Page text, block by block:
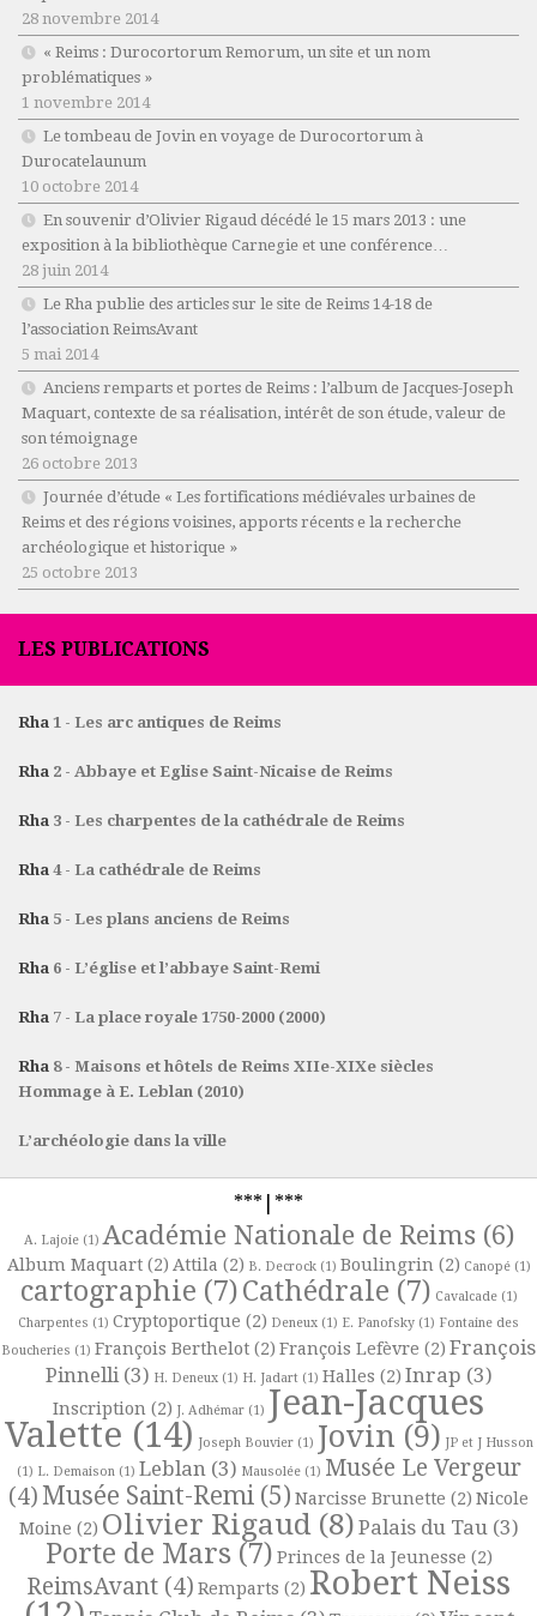
28 novembre 2014
« Reims : Durocortorum Remorum, un site et un nom
problématiques »
1 novembre 2014
Le tombeau de Jovin en voyage de Durocortorum à
Durocatelaunum
10 octobre 2014
En souvenir d’Olivier Rigaud décédé le 15 mars 2013 : une
exposition à la bibliothèque Carnegie et une conférence…
28 juin 2014
Le Rha publie des articles sur le site de Reims 14-18 de
l’association ReimsAvant
5 mai 2014
Anciens remparts et portes de Reims : l’album de Jacques-Joseph
Maquart, contexte de sa réalisation, intérêt de son étude, valeur de
son témoignage
26 octobre 2013
Journée d’étude « Les fortifications médiévales urbaines de
Reims et des régions voisines, apports récents e la recherche
archéologique et historique »
25 octobre 2013
LES PUBLICATIONS
Rha 1 - Les arc antiques de Reims
Rha 2 - Abbaye et Eglise Saint-Nicaise de Reims
Rha 3 - Les charpentes de la cathédrale de Reims
Rha 4 - La cathédrale de Reims
Rha 5 - Les plans anciens de Reims
Rha 6 - L’église et l’abbaye Saint-Remi
Rha 7 - La place royale 1750-2000 (2000)
Rha 8 - Maisons et hôtels de Reims XIIe-XIXe siècles
Hommage à E. Leblan (2010)
L’archéologie dans la ville
***|***
A. Lajoie(1) Académie Nationale de Reims (6)
Album Maquart(2) Attila (2) B. Decrock(1) Boulingrin (2) Canopé(1)
cartographie (7)Cathédrale (7) Cavalcade(1)
Charpentes (1) Cryptoportique (2) Deneux (1) E. Panofsky (1) Fontaine des
Boucheries (1) François Berthelot (2) François Lefèvre (2) François
Pinnelli (3) H. Deneux(1) H. Jadart(1) Halles (2) Inrap (3)
Inscription (2) J. Adhémar (1) Jean-Jacques
Valette (14) Joseph Bouvier(1) Jovin (9) JP et J Husson
(1) L. Demaison (1) Leblan (3) Mausolée(1) Musée Le Vergeur
(4) Musée Saint-Remi (5) Narcisse Brunette (2) Nicole
Moine (2) Olivier Rigaud (8) Palais du Tau (3)
Porte de Mars(7) Princes de la Jeunesse (2)
ReimsAvant (4) Remparts (2) Robert Neiss